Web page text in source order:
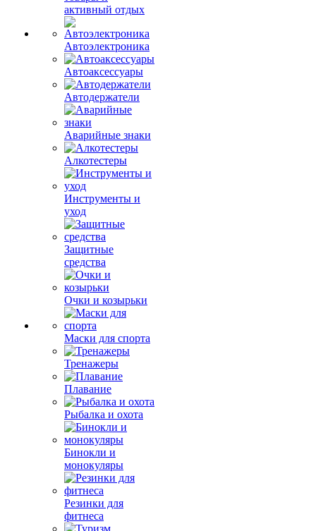
активный отдых
Автоэлектроника
Автоаксессуары
Автодержатели
Аварийные знаки
Алкотестеры
Инструменты и
уход
Защитные
средства
Очки и козырьки
Маски для спорта
Тренажеры
Плавание
Рыбалка и охота
Бинокли и
монокуляры
Резинки для
фитнеса